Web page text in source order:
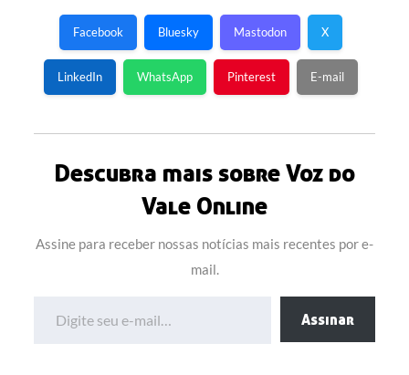
Facebook Bluesky Mastodon X
LinkedIn WhatsApp Pinterest E-mail
Descubra mais sobre Voz do
Vale Online
Assine para receber nossas notícias mais recentes por e-
mail.
Assinar